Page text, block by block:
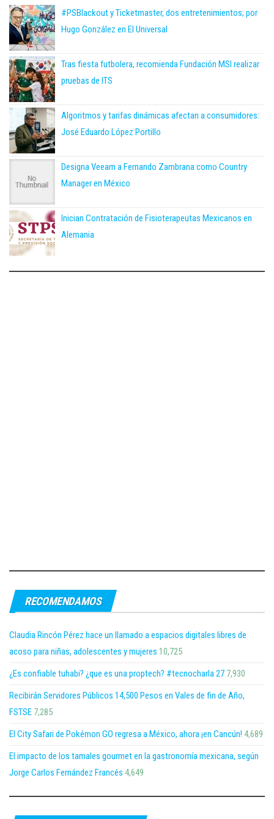
#PSBlackout y Ticketmaster, dos entretenimientos; por
Hugo González en El Universal
Tras fiesta futbolera, recomienda Fundación MSI realizar
pruebas de ITS
Algoritmos y tarifas dinámicas afectan a consumidores:
José Eduardo López Portillo
Designa Veeam a Fernando Zambrana como Country
Manager en México
Inician Contratación de Fisioterapeutas Mexicanos en
Alemania
RECOMENDAMOS
Claudia Rincón Pérez hace un llamado a espacios digitales libres de
acoso para niñas, adolescentes y mujeres 10,725
¿Es confiable tuhabi? ¿que es una proptech? #tecnocharla 27 7,930
Recibirán Servidores Públicos 14,500 Pesos en Vales de fin de Año,
FSTSE 7,285
El City Safari de Pokémon GO regresa a México, ahora ¡en Cancún! 4,689
El impacto de los tamales gourmet en la gastronomía mexicana, según
Jorge Carlos Fernández Francés 4,649